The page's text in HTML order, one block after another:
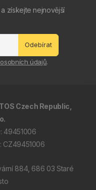
získejte nejnovější
Odebírat
údajů.
Czech Republic,
49451006
CZ49451006
884, 686 03 Staré